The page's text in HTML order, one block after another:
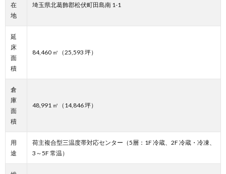
在
地
埼玉県北葛飾郡松伏町田島南 1-1
延
床
面
積
84,460 ㎡（25,593 坪）
倉
庫
面
積
48,991 ㎡（14,846 坪）
用
途
荷主複合型三温度帯対応センター（5層：1F 冷蔵、2F 冷蔵・冷凍、
3～5F 常温）